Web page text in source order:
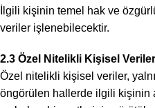
İlgili kişinin temel hak ve
veriler işlenebilecektir.
2.3 Özel Nitelikli Kişisel
Özel nitelikli kişisel veriler,
öngörülen hallerde ilgili kişinin